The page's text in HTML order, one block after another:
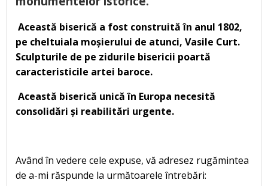
Această biserică a fost construită în anul 1802,
pe cheltuiala moșierului de atunci, Vasile Curt.
Sculpturile de pe zidurile bisericii poartă
caracteristicile artei baroce.
Această biserică unică în Europa necesită
consolidări și reabilitări urgente.
Având în vedere cele expuse, vă adresez rugămintea
de a-mi răspunde la următoarele întrebări: